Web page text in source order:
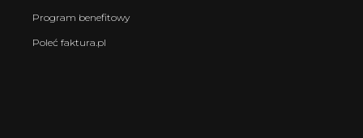
Program benefitowy
Poleć faktura.pl